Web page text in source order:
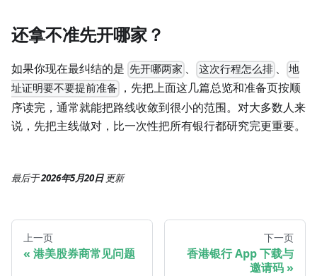
还拿不准先开哪家？
如果你现在最纠结的是 先开哪两家 、 这次行程怎么排 、
地
址证明要不要提前准备
，先把上面这几篇总览和准备页按顺
序读完，通常就能把路线收敛到很小的范围。对大多数人来
说，先把主线做对，比一次性把所有银行都研究完更重要。
最后于2026年5月20日 更新
上一页
港美股券商常见问题
下一页
香港银行 App 下载与
邀请码